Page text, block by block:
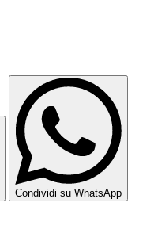
Condividi su WhatsApp